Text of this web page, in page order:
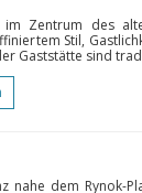
im Zentrum des
Stil,
Gaststätte sind
nahe dem Rynok-